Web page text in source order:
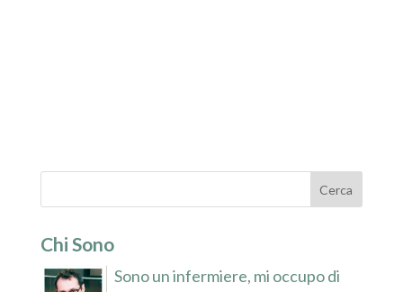
Chi Sono
Sono un infermiere, mi occupo di